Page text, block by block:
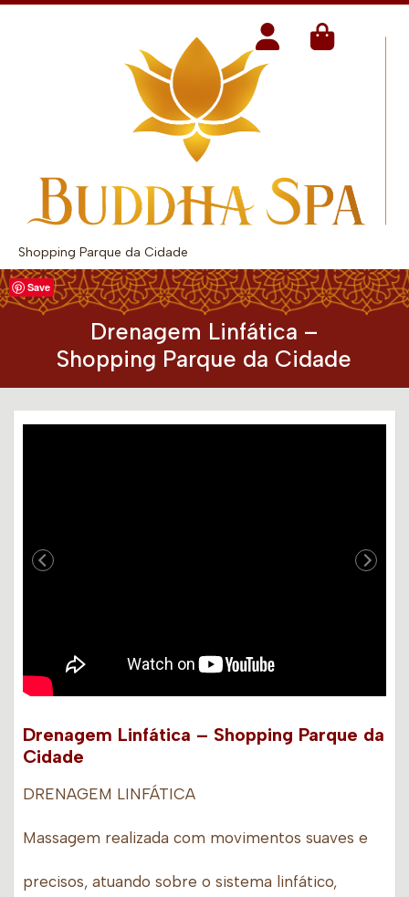
Shopping Parque da Cidade
Drenagem Linfática –
Shopping Parque da Cidade
Save
Drenagem Linfática – Shopping Parque da
Cidade
DRENAGEM LINFÁTICA
Massagem realizada com movimentos suaves e
precisos, atuando sobre o sistema linfático,